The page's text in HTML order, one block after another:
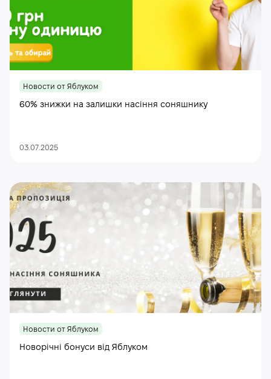
Новости от Яблуком
60% знижки на залишки насіння соняшнику
03.07.2025
Новости от Яблуком
Новорічні бонуси від Яблуком